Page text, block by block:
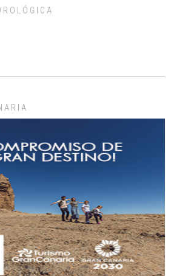
mi perra. Pastor alemán, hembra, 4 años. Por